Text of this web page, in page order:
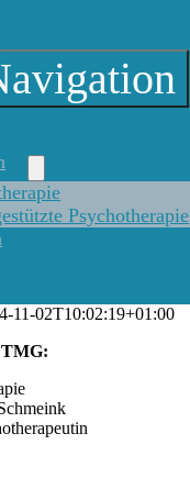
Psychotherapie
11-02T10:02:19+01:00
TMG: